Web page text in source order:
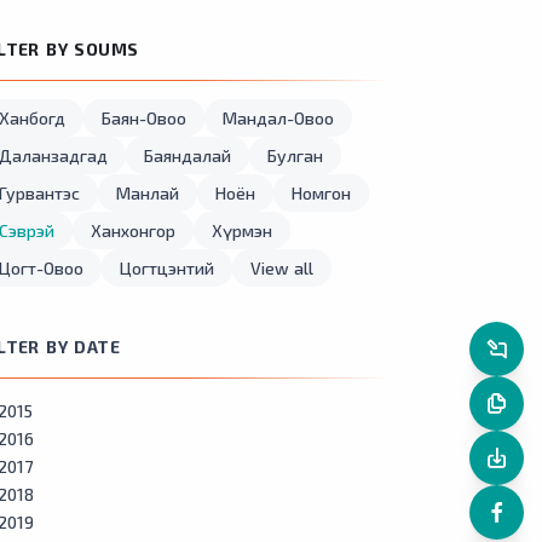
BY SOUMS
Ханбогд Баян-Овоо
Мандал-Овоо
Даланзадгад
Баяндалай
Булган
Гурвантэс
Манлай Ноён
Номгон
Сэврэй
Ханхонгор
Хүрмэн
Цогт-Овоо
Цогтцэнтий View all
BY DATE